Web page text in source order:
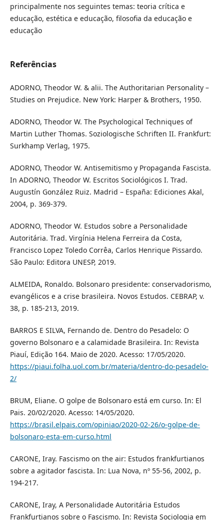
principalmente nos seguintes temas: teoria crítica e
educação, estética e educação, filosofia da educação e
educação
Referências
ADORNO, Theodor W. & alii. The Authoritarian Personality –
Studies on Prejudice. New York: Harper & Brothers, 1950.
ADORNO, Theodor W. The Psychological Techniques of
Martin Luther Thomas. Soziologische Schriften II. Frankfurt:
Surkhamp Verlag, 1975.
ADORNO, Theodor W. Antisemitismo y Propaganda Fascista.
In ADORNO, Theodor W. Escritos Sociológicos I. Trad.
Augustín González Ruiz. Madrid – España: Ediciones Akal,
2004, p. 369-379.
ADORNO, Theodor W. Estudos sobre a Personalidade
Autoritária. Trad. Virgínia Helena Ferreira da Costa,
Francisco Lopez Toledo Corrêa, Carlos Henrique Pissardo.
São Paulo: Editora UNESP, 2019.
ALMEIDA, Ronaldo. Bolsonaro presidente: conservadorismo,
evangélicos e a crise brasileira. Novos Estudos. CEBRAP, v.
38, p. 185-213, 2019.
BARROS E SILVA, Fernando de. Dentro do Pesadelo: O
governo Bolsonaro e a calamidade Brasileira. In: Revista
Piauí, Edição 164. Maio de 2020. Acesso: 17/05/2020.
https://piaui.folha.uol.com.br/materia/dentro-do-pesadelo-
2/
BRUM, Eliane. O golpe de Bolsonaro está em curso. In: El
Pais. 20/02/2020. Acesso: 14/05/2020.
https://brasil.elpais.com/opiniao/2020-02-26/o-golpe-de-
bolsonaro-esta-em-curso.html
CARONE, Iray. Fascismo on the air: Estudos frankfurtianos
sobre a agitador fascista. In: Lua Nova, nº 55-56, 2002, p.
194-217.
CARONE, Iray, A Personalidade Autoritária Estudos
Frankfurtianos sobre o Fascismo. In: Revista Sociologia em